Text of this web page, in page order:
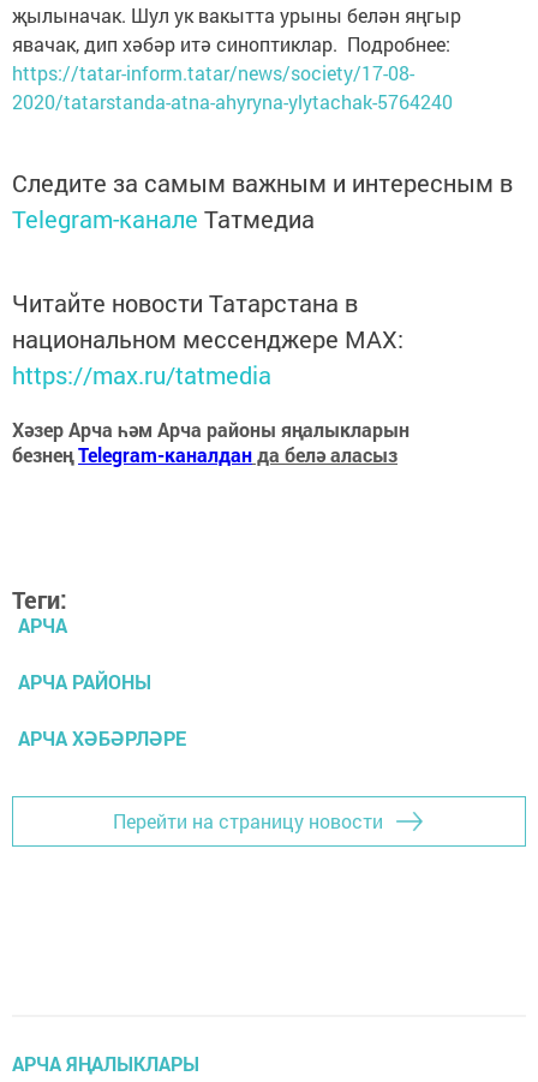
җылыначак. Шул ук вакытта урыны белән яңгыр
явачак, дип хәбәр итә синоптиклар. Подробнее:
https://tatar-inform.tatar/news/society/17-08-
2020/tatarstanda-atna-ahyryna-ylytachak-5764240
Следите за самым важным и интересным в
Telegram-канале Татмедиа
Читайте новости Татарстана в
национальном мессенджере MАХ:
https://max.ru/tatmedia
Хәзер Арча һәм Арча районы яңалыкларын
безнеңTelegram-каналданда белә аласыз
Теги:
АРЧА
АРЧА РАЙОНЫ
АРЧА ХӘБӘРЛӘРЕ
Перейти на страницу новости
АРЧА ЯҢАЛЫКЛАРЫ